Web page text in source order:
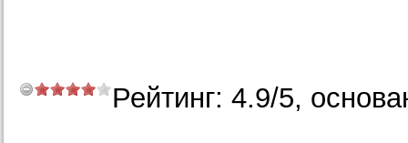
Рейтинг: 4.9/5,